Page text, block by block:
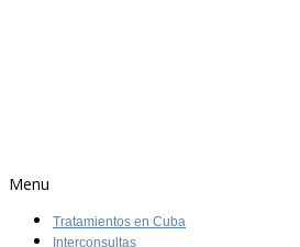
Menu
Tratamientos en Cuba
Interconsultas